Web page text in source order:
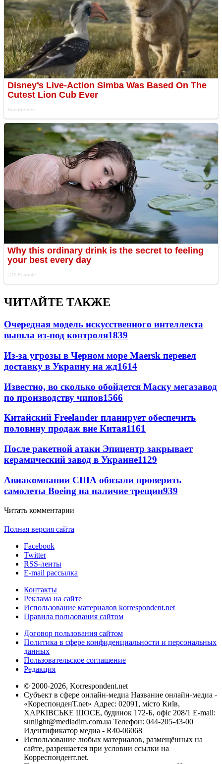
ЧИТАЙТЕ ТАКЖЕ
Очередная модель искусственного интеллекта
вышла из-под контроля1839
Из-за угрозы в Черном море Maersk перевел
доставку в Украину на жд1614
Известно, во сколько обойдется Маску мегазавод
по производству чипов1566
Китайский Freelander планирует обеспечить
половину продаж вне Китая1161
После ракетной атаки Эпицентр закрывает
керамический завод в Украине1129
Авиакомпании США обязали проверить
самолеты Boeing на наличие трещин939
Читать комментарии
Полная версия сайта
Facebook
Twitter
RSS-ленты
E-mail рассылка
Контакты
Реклама на сайте
Использование материалов korrespondent.net
Правила пользования сайтом
Договор пользования сайтом
Политика в сфере конфиденциальности и персональных
данных
Пользовательское соглашение
Редакция
© 2000-2026, Korrespondent.net
Субъект в сфере онлайн-медиа Название онлайн-медиа -
«КореспонденТ.net» Адрес: 02091, місто Київ,
ХАРКІВСЬКЕ ШОСЕ, будинок 172-Б, офіс 208/1 E-mail:
sunlight@mediadim.com.ua Телефон: 044-205-43-00
Идентификатор медиа - R40-06068
Использование любых материалов, размещённых на
сайте, разрешается при условии ссылки на
Корреспондент.net.